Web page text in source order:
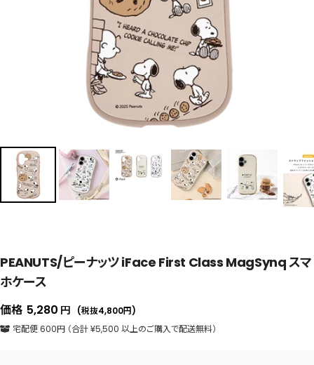
PEANUTS/ピーナッツ iFace First Class MagSynq スマ
ホケース
価格 セ
ー
5,280 円 (税抜4,800円)
宅配便 600円 （合計 ¥5,500 以上のご購入で配送無料）